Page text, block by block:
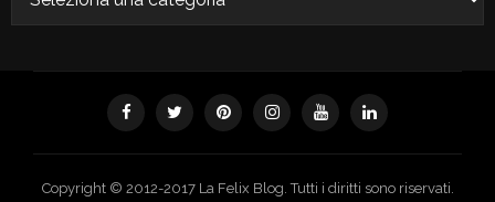
Copyright © 2012-2017 La Felix Blog. Tutti i diritti sono riservati.